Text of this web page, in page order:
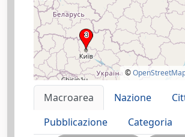
©
Macroarea Nazione
Pubblicazione
Categoria